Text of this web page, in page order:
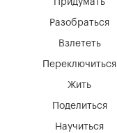
Придумать
Разобраться
Взлететь
Переключиться
Жить
Поделиться
Научиться